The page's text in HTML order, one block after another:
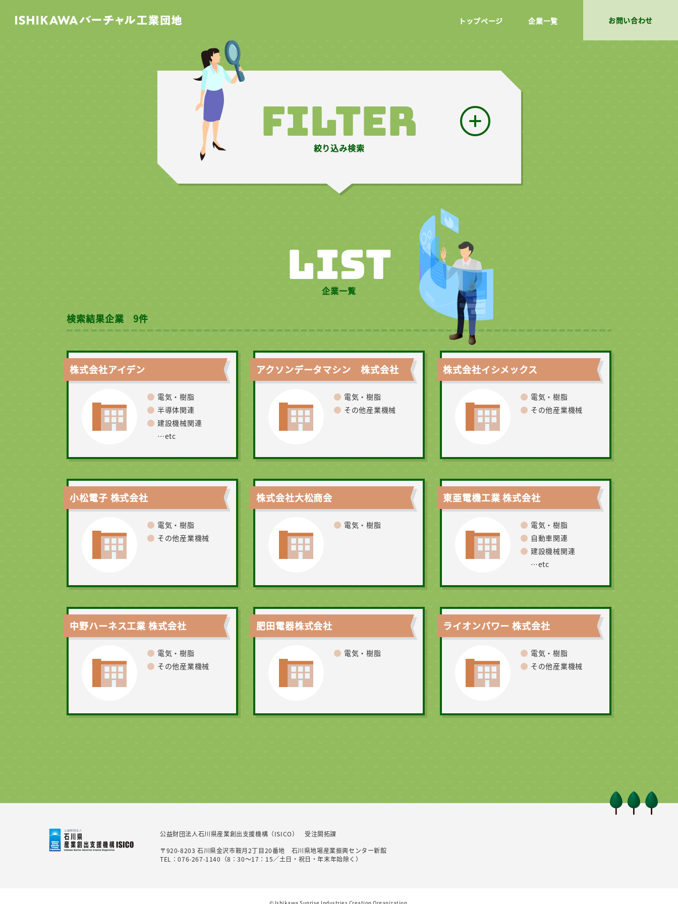
トップページ 企業一覧 お問い合わせ
filter
絞り込み検索
LIST
企業一覧
検索結果企業 9件
株式会社アイデン
電気・樹脂
半導体関連
建設機械関連
…etc
アクソンデータマシン 株式会社
電気・樹脂
その他産業機械
株式会社イシメックス
電気・樹脂
その他産業機械
小松電子 株式会社
電気・樹脂
その他産業機械
株式会社大松商会
電気・樹脂
東亜電機工業 株式会社
電気・樹脂
自動車関連
建設機械関連
…etc
中野ハーネス工業 株式会社
電気・樹脂
その他産業機械
肥田電器株式会社
電気・樹脂
ライオンパワー 株式会社
電気・樹脂
その他産業機械
公益財団法人石川県産業創出支援機構（ISICO） 受注開拓課
〒920-8203 石川県金沢市鞍月2丁目20番地 石川県地場産業振興センター新館
TEL：076-267-1140 （8：30～17：15／土日・祝日・年末年始除く）